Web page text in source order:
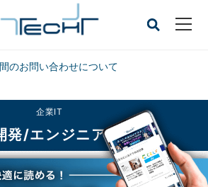
のお問い合わせについて
CLOSE
企業IT
発/エンジニア